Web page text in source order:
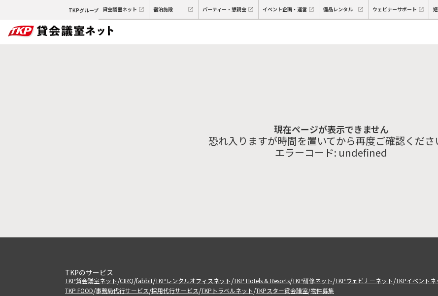
TKPグループ 貸会議室ネット 宿泊施設 パーティー・懇親会 イベント企画・運営 備品レンタル ウェビナーサポート
現在ページが表示できません
恐れ入りますが時間を置いてから再度ご確認くださ
エラーコード: undefined
TKPのサービス
TKP貸会議室ネット/CIRQ/fabbit/TKPレンタルオフィスネット/TKP Hotels & Resorts/TKP研修ネット/TKPウェビナーネット/TKPイベントネ
TKP FOOD/事務局代行サービス/採用代行サービス/TKPトラベルネット/TKPスター貸会議室/物件募集